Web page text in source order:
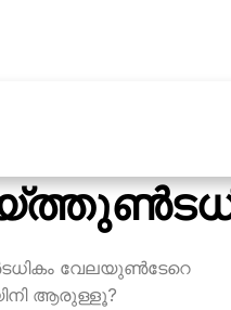
വേലയുണ്‍ടേറെ
ആരുള്ളൂ?